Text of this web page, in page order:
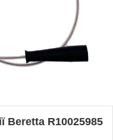
Beretta R10025985